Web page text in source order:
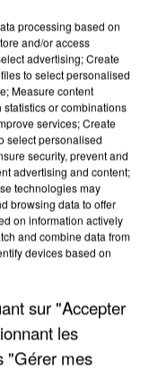
LES REFUGES
processing based on
and/or access
advertising; Create
to select personalised
Measure content
or combinations
services; Create
select personalised
security, prevent and
advertising and content;
technologies may
browsing data to offer
on information actively
and combine data from
devices based on
sur "Accepter
les
"Gérer mes